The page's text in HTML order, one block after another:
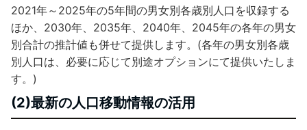
2021年～2025年の5年間の男女別各歳別人口を収録する
ほか、2030年、2035年、2040年、2045年の各年の男女
別合計の推計値も併せて提供します。(各年の男女別各歳
別人口は、必要に応じて別途オプションにて提供いたしま
す。)
(2)最新の人口移動情報の活用